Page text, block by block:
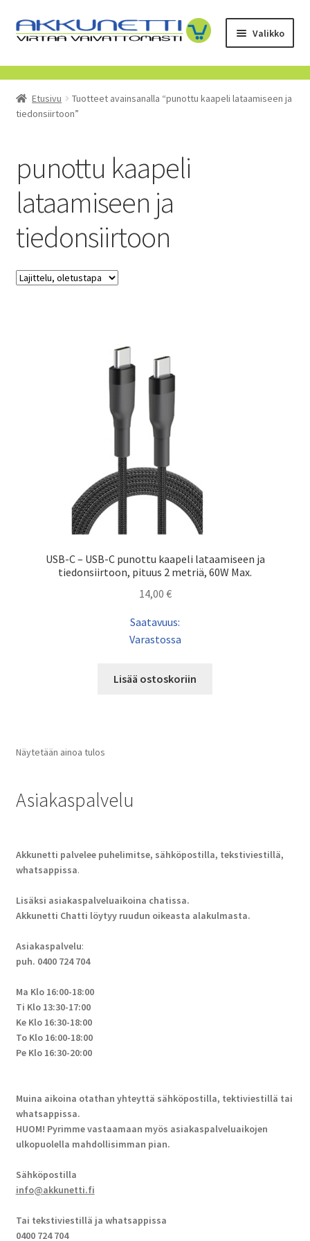
Siirry
navigointiin
Siirry
sisältöön
Valikko
Kauppa
Tietoa meistä
Toimitusehdot
POISTUVAT TUOTTEET
Etusivu
Tuotteet avainsanalla “punottu kaapeli lataamiseen ja
tiedonsiirtoon”
punottu kaapeli
lataamiseen ja
tiedonsiirtoon
USB-C – USB-C punottu kaapeli lataamiseen ja
tiedonsiirtoon, pituus 2 metriä, 60W Max.
14,00 €
Saatavuus:
Varastossa
Lisää ostoskoriin
Näytetään ainoa tulos
Asiakaspalvelu
Akkunetti palvelee puhelimitse, sähköpostilla, tekstiviestillä,
whatsappissa.
Lisäksi asiakaspalveluaikoina chatissa.
Akkunetti Chatti löytyy ruudun oikeasta alakulmasta.
Asiakaspalvelu:
puh. 0400 724 704
Ma Klo 16:00-18:00
Ti Klo 13:30-17:00
Ke Klo 16:30-18:00
To Klo 16:00-18:00
Pe Klo 16:30-20:00
Muina aikoina otathan yhteyttä sähköpostilla, tektiviestillä tai
whatsappissa.
HUOM! Pyrimme vastaamaan myös asiakaspalveluaikojen
ulkopuolella mahdollisimman pian.
Sähköpostilla
info@akkunetti.fi
Tai tekstiviestillä ja whatsappissa
0400 724 704